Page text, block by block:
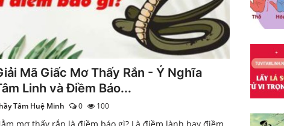
Mã Giấc Mơ Thấy Rắn - Ý Nghĩa
Linh và Điềm Báo...
Tâm Huệ Minh 0 100